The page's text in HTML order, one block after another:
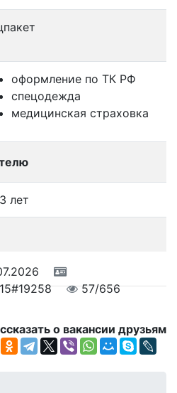
оформление по ТК РФ
спецодежда
медицинская страховка
лет
57/656
о вакансии друзьям